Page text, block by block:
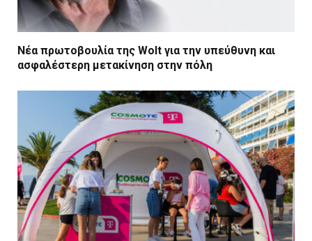
Νέα πρωτοβουλία της Wolt για την υπεύθυνη και
ασφαλέστερη μετακίνηση στην πόλη